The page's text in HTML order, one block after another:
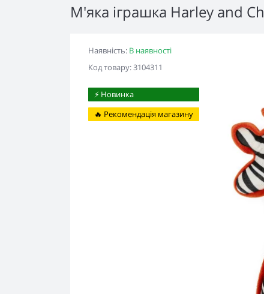
М'яка іграшка Harley and
Наявність: В наявності
Код товару: 3104311
⚡️ Новинка
🔥 Рекомендація магазину